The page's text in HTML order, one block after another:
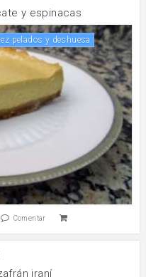
y espinacas
pelados y deshuesa
Comentar
iraní